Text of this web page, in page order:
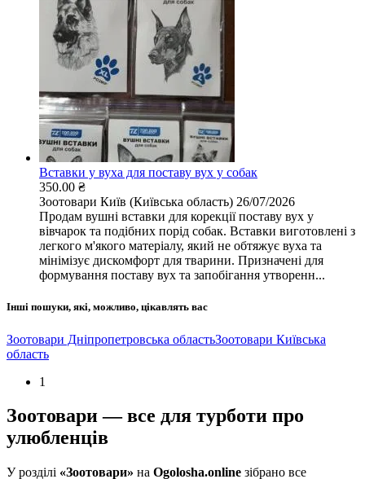
Вставки у вуха для поставу вух у собак
350.00 ₴
Зоотовари Київ (Київська область) 26/07/2026
Продам вушні вставки для корекції поставу вух у
вівчарок та подібних порід собак. Вставки виготовлені з
легкого м'якого матеріалу, який не обтяжує вуха та
мінімізує дискомфорт для тварини. Призначені для
формування поставу вух та запобігання утворенн...
Інші пошуки, які, можливо, цікавлять вас
Зоотовари Дніпропетровська областьЗоотовари Київська
область
1
Зоотовари — все для турботи про
улюбленців
У розділі «Зоотовари» на Ogolosha.online зібрано все